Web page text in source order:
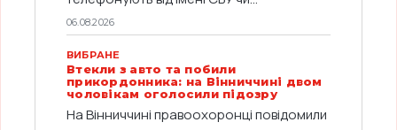
06.08.2026
ВИБРАНЕ
Втекли з авто та побили
прикордонника: на Вінниччині двом
чоловікам оголосили підозру
На Вінниччині правоохоронці повідомили